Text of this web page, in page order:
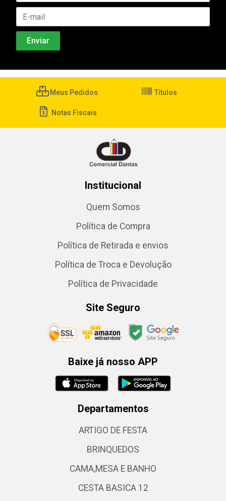
Meus Pedidos Títulos
Notas Fiscais
Institucional
Quem Somos
Política de Compra
Política de Retirada e envios
Política de Troca e Devolução
Política de Privacidade
Site Seguro
Baixe já nosso APP
Departamentos
ARTIGO DE FESTA
BRINQUEDOS
CAMA,MESA E BANHO
CESTA BASICA 12